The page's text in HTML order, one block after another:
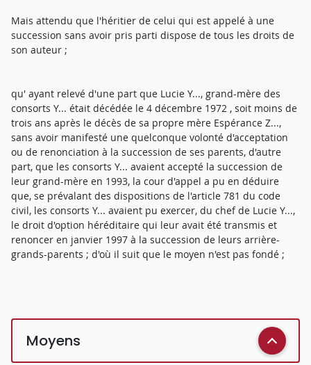
Mais attendu que l'héritier de celui qui est appelé à une
succession sans avoir pris parti dispose de tous les droits de
son auteur ;
qu' ayant relevé d'une part que Lucie Y..., grand-mère des
consorts Y... était décédée le 4 décembre 1972 , soit moins de
trois ans après le décès de sa propre mère Espérance Z...,
sans avoir manifesté une quelconque volonté d'acceptation
ou de renonciation à la succession de ses parents, d'autre
part, que les consorts Y... avaient accepté la succession de
leur grand-mère en 1993, la cour d'appel a pu en déduire
que, se prévalant des dispositions de l'article 781 du code
civil, les consorts Y... avaient pu exercer, du chef de Lucie Y...,
le droit d'option héréditaire qui leur avait été transmis et
renoncer en janvier 1997 à la succession de leurs arrière-
grands-parents ; d'où il suit que le moyen n'est pas fondé ;
Moyens